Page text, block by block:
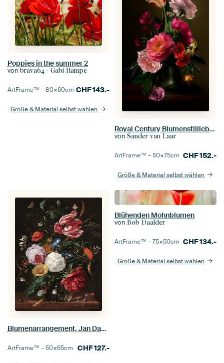
Poppies in the summer 2
von brava64 - Gabi Hampe
ArtFrame™ –80×60cm CHF143.-
Größe & Material selbst wählen
Royal Century Blumenstillleben
von Sander van Laar
ArtFrame™ –50×75cm CHF152.-
Größe & Material selbst wählen
Blumenarrangement, Jan Davidsz. de Heem
ArtFrame™ –50×65cm CHF127.-
Blühenden Mohnblumen
von Bob Daalder
ArtFrame™ –75×50cm CHF134.-
Größe & Material selbst wählen